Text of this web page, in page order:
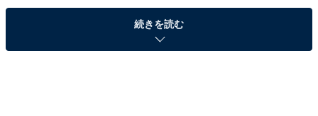
注目を集めていた命名ルールの変更についての考察と、
iOS 26の注目機能について、「All About」インターネッ
続きを読む